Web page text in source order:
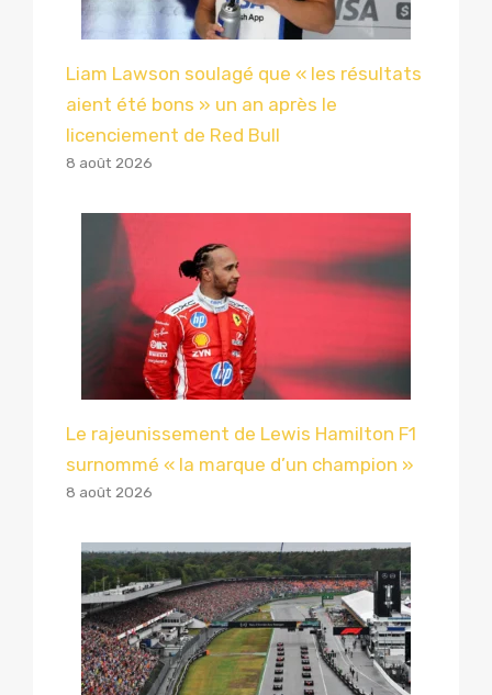
Liam Lawson soulagé que « les résultats
aient été bons » un an après le
licenciement de Red Bull
8 août 2026
Le rajeunissement de Lewis Hamilton F1
surnommé « la marque d’un champion »
8 août 2026